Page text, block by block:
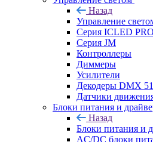
Назад
Управление
Серия ICLED PRO
Серия JM
Контроллеры
Диммеры
Усилители
Декодеры DMX
Датчики
Блоки питания и
Назад
Блоки питания и
AC/DC блоки